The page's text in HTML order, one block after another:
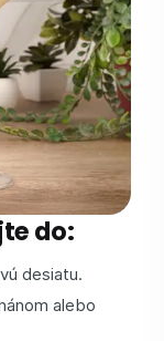
do:
desiatu.
alebo